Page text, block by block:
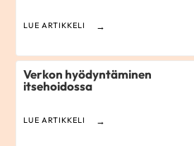
LUE ARTIKKELI
Verkon hyödyntäminen
itsehoidossa
LUE ARTIKKELI